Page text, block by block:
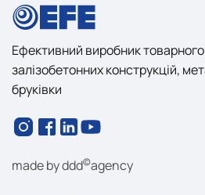
Ефективний виробник
залізобетонних конструкцій,
бруківки
made byddd©agency